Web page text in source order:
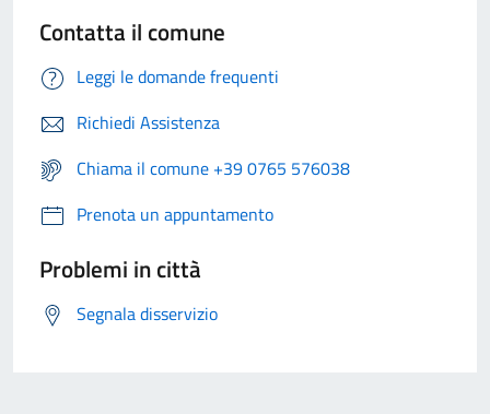
Contatta il comune
Leggi le domande frequenti
Richiedi Assistenza
Chiama il comune +39 0765 576038
Prenota un appuntamento
Problemi in città
Segnala disservizio